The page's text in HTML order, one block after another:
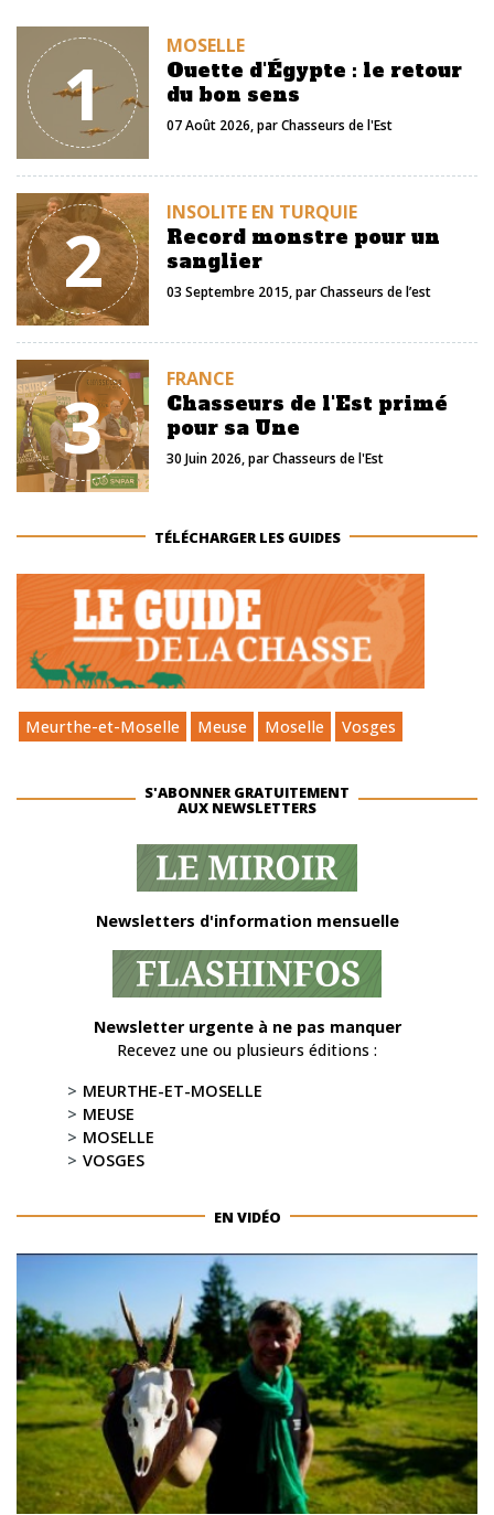
1 MOSELLE
Ouette d'Égypte : le retour
du bon sens
07 Août 2026, parChasseurs de l'Est
2 INSOLITE EN TURQUIE
Record monstre pour un
sanglier
03 Septembre 2015, parChasseurs de l’est
3 FRANCE
Chasseurs de l'Est primé
pour sa Une
30 Juin 2026, parChasseurs de l'Est
TÉLÉCHARGER LES GUIDES
Meurthe-et-Moselle Meuse Moselle Vosges
S'ABONNER GRATUITEMENT
AUX NEWSLETTERS
Newsletters d'information mensuelle
Newsletter urgente à ne pas manquer
Recevez une ou plusieurs éditions :
MEURTHE-ET-MOSELLE
MEUSE
MOSELLE
VOSGES
EN VIDÉO